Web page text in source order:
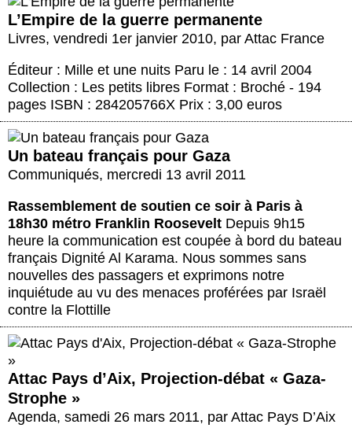
L’Empire de la guerre permanente
Livres, vendredi 1er janvier 2010, par Attac France
Éditeur : Mille et une nuits Paru le : 14 avril 2004
Collection : Les petits libres Format : Broché - 194
pages ISBN : 284205766X Prix : 3,00 euros
Un bateau français pour Gaza
Communiqués, mercredi 13 avril 2011
Rassemblement de soutien ce soir à Paris à
18h30 métro Franklin Roosevelt Depuis 9h15
heure la communication est coupée à bord du bateau
français Dignité Al Karama. Nous sommes sans
nouvelles des passagers et exprimons notre
inquiétude au vu des menaces proférées par Israël
contre la Flottille
Attac Pays d’Aix, Projection-débat « Gaza-
Strophe »
Agenda, samedi 26 mars 2011, par Attac Pays D’Aix